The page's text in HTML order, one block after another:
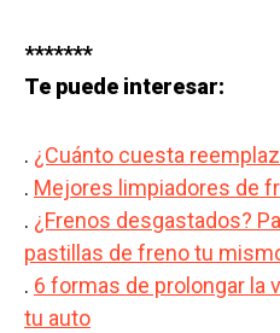
*******
Te puede interesar:
. ¿Cuánto cuesta
. Mejores limpiadores de
. ¿Frenos desgastados?
pastillas de freno tu
. 6 formas de prolongar la
tu auto